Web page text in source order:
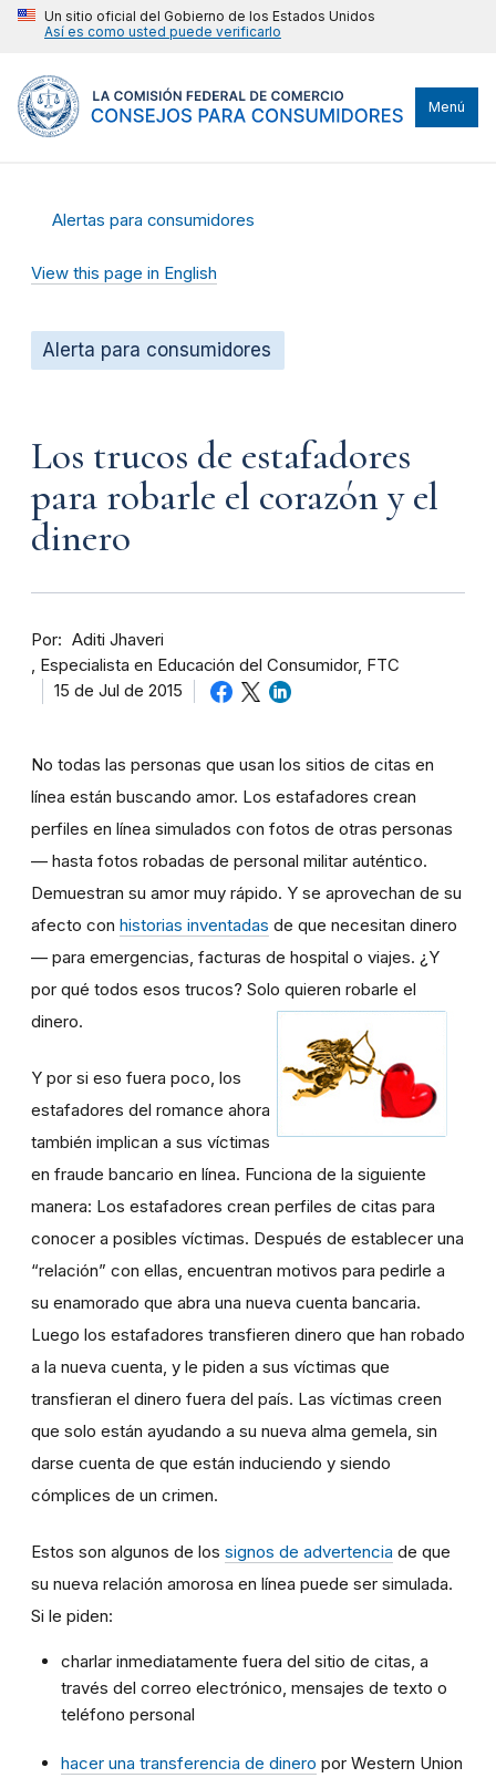
Un sitio oficial del Gobierno de los Estados Unidos
Así es como usted puede verificarlo
Menú
Alertas para consumidores
View this page in English
Alerta para consumidores
Los trucos de estafadores
para robarle el corazón y el
dinero
Por
Aditi Jhaveri
Especialista en Educación del Consumidor, FTC
15 de Jul de 2015
No todas las personas que usan los sitios de citas en
línea están buscando amor. Los estafadores crean
perfiles en línea simulados con fotos de otras personas
— hasta fotos robadas de personal militar auténtico.
Demuestran su amor muy rápido. Y se aprovechan de su
afecto con historias inventadas de que necesitan dinero
— para emergencias, facturas de hospital o viajes. ¿Y
por qué todos esos trucos? Solo quieren robarle el
dinero.
Y por si eso fuera poco, los
estafadores del romance ahora
también implican a sus víctimas
en fraude bancario en línea. Funciona de la siguiente
manera: Los estafadores crean perfiles de citas para
conocer a posibles víctimas. Después de establecer una
“relación” con ellas, encuentran motivos para pedirle a
su enamorado que abra una nueva cuenta bancaria.
Luego los estafadores transfieren dinero que han robado
a la nueva cuenta, y le piden a sus víctimas que
transfieran el dinero fuera del país. Las víctimas creen
que solo están ayudando a su nueva alma gemela, sin
darse cuenta de que están induciendo y siendo
cómplices de un crimen.
Estos son algunos de los signos de advertencia de que
su nueva relación amorosa en línea puede ser simulada.
Si le piden:
charlar inmediatamente fuera del sitio de citas, a
través del correo electrónico, mensajes de texto o
teléfono personal
hacer una transferencia de dinero por Western Union